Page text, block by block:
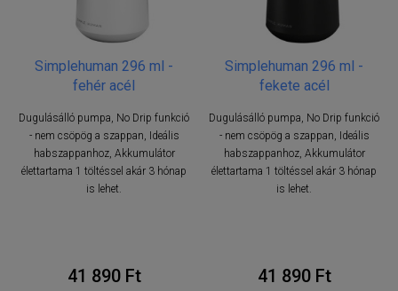
Simplehuman 296 ml -
fehér acél
Dugulásálló pumpa, No Drip funkció
- nem csöpög a szappan, Ideális
habszappanhoz, Akkumulátor
élettartama 1 töltéssel akár 3 hónap
is lehet.
41 890 Ft
Simplehuman 296 ml -
fekete acél
Dugulásálló pumpa, No Drip funkció
- nem csöpög a szappan, Ideális
habszappanhoz, Akkumulátor
élettartama 1 töltéssel akár 3 hónap
is lehet.
41 890 Ft